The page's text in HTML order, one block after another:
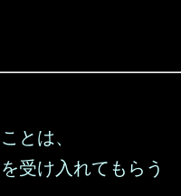
とは、
受け入れてもらう